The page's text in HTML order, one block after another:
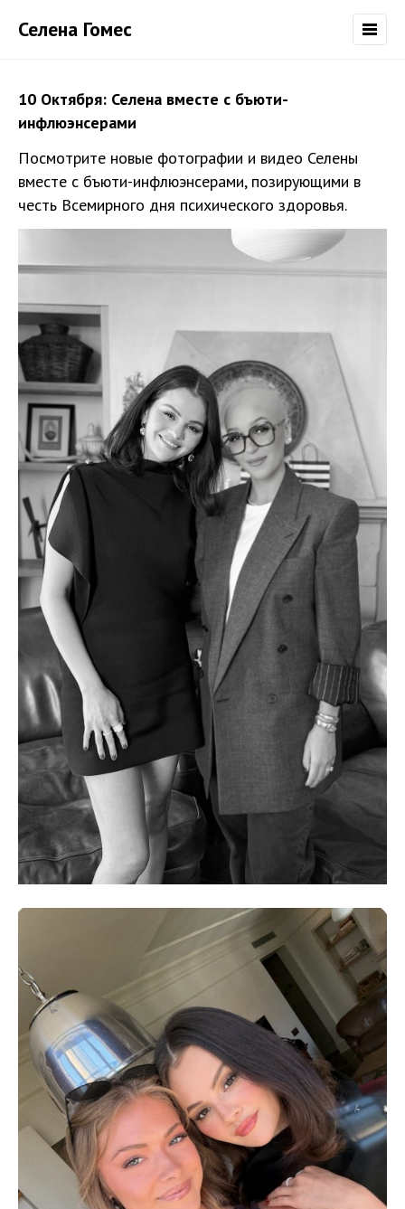
Селена Гомес
10 Октября: Селена вместе с бъюти-
инфлюэнсерами
Посмотрите новые фотографии и видео Селены
вместе с бъюти-инфлюэнсерами, позирующими в
честь Всемирного дня психического здоровья.